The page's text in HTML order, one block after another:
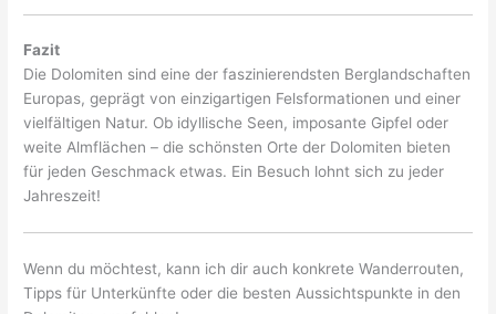
Fazit
Die Dolomiten sind eine der faszinierendsten Berglandschaften
Europas, geprägt von einzigartigen Felsformationen und einer
vielfältigen Natur. Ob idyllische Seen, imposante Gipfel oder
weite Almflächen – die schönsten Orte der Dolomiten bieten
für jeden Geschmack etwas. Ein Besuch lohnt sich zu jeder
Jahreszeit!
Wenn du möchtest, kann ich dir auch konkrete Wanderrouten,
Tipps für Unterkünfte oder die besten Aussichtspunkte in den